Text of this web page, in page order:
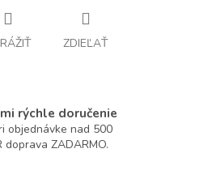
ZDIEĽAŤ
rýchle doručenie
objednávke nad 500
doprava ZADARMO.